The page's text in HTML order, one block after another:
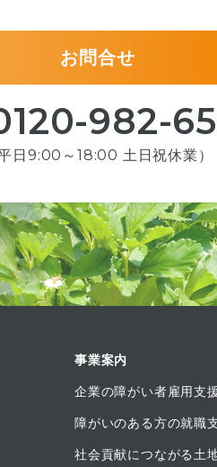
お問合せ
982-
平日9:00～18:00 土日祝休業）
事業案内
企業の障がい者雇用支
障がいのある方の就職
社会貢献につながる土